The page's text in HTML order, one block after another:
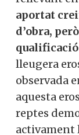
aportat
d’obra,
lleugera
observada
aquesta
reptes
activament